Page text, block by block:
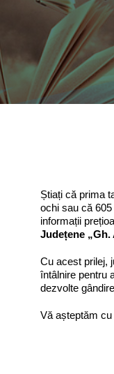
Știați că prima
ochi sau că
informații
Județene „Gh.
Cu acest prilej,
întâlnire pentru
dezvolte
Vă așteptăm cu